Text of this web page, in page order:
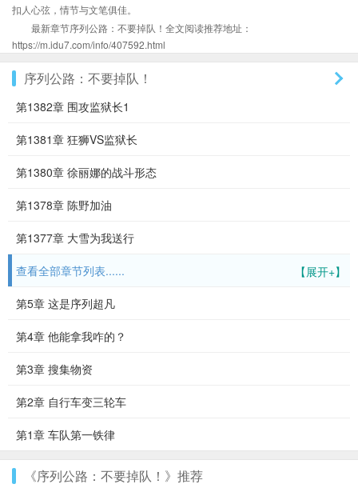
扣人心弦，情节与文笔俱佳。
最新章节序列公路：不要掉队！全文阅读推荐地址：
https://m.idu7.com/info/407592.html
序列公路：不要掉队！
第1382章 围攻监狱长1
第1381章 狂狮VS监狱长
第1380章 徐丽娜的战斗形态
第1378章 陈野加油
第1377章 大雪为我送行
【展开+】
查看全部章节列表......
第5章 这是序列超凡
第4章 他能拿我咋的？
第3章 搜集物资
第2章 自行车变三轮车
第1章 车队第一铁律
《序列公路：不要掉队！》推荐